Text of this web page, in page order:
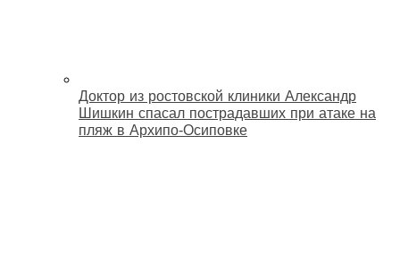
Доктор из ростовской клиники Александр
Шишкин спасал пострадавших при атаке на
пляж в Архипо‑Осиповке